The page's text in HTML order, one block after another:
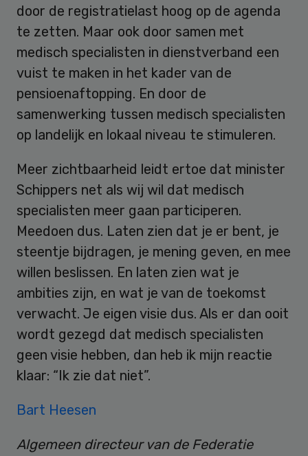
door de registratielast hoog op de agenda
te zetten. Maar ook door samen met
medisch specialisten in dienstverband een
vuist te maken in het kader van de
pensioenaftopping. En door de
samenwerking tussen medisch specialisten
op landelijk en lokaal niveau te stimuleren.
Meer zichtbaarheid leidt ertoe dat minister
Schippers net als wij wil dat medisch
specialisten meer gaan participeren.
Meedoen dus. Laten zien dat je er bent, je
steentje bijdragen, je mening geven, en mee
willen beslissen. En laten zien wat je
ambities zijn, en wat je van de toekomst
verwacht. Je eigen visie dus. Als er dan ooit
wordt gezegd dat medisch specialisten
geen visie hebben, dan heb ik mijn reactie
klaar: “Ik zie dat niet”.
Bart Heesen
Algemeen directeur van de Federatie